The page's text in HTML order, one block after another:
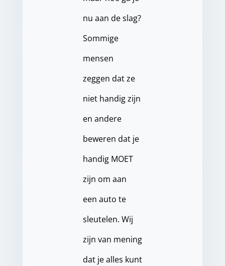
nu aan de slag?
Sommige
mensen
zeggen dat ze
niet handig zijn
en andere
beweren dat je
handig MOET
zijn om aan
een auto te
sleutelen. Wij
zijn van mening
dat je alles kunt